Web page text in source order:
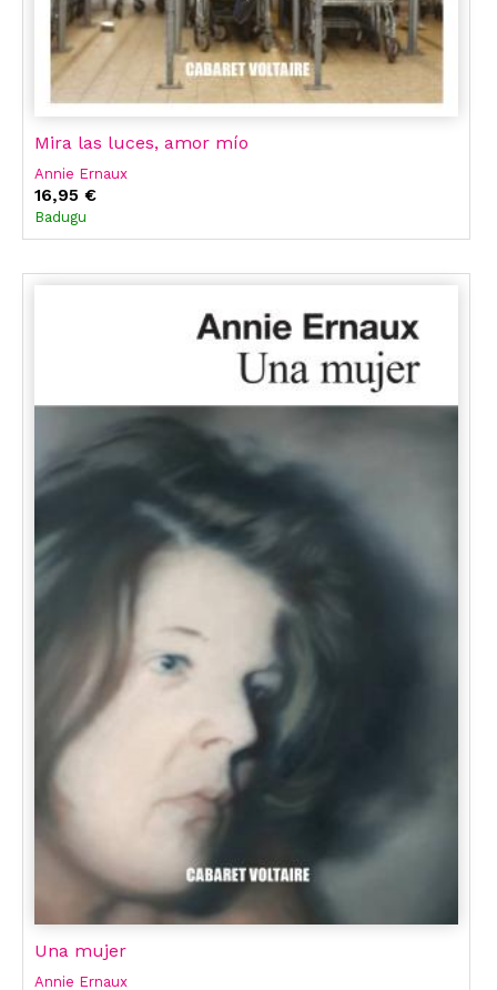
Mira las luces, amor mío
Annie Ernaux
16,95 €
Badugu
Una mujer
Annie Ernaux